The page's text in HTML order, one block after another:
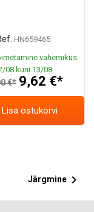
HN659465
vahemikus
08 kuni 13/08
€* 9,62 €*
Lisa ostukorvi
Järgmine 